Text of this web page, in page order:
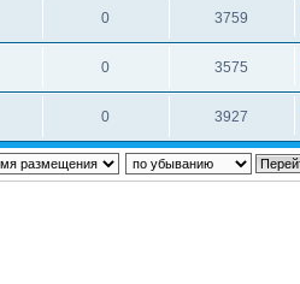
0 3759
0 3575
0 3927